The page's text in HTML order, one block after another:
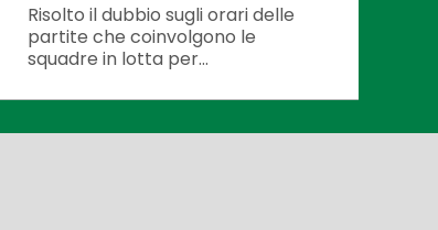
Risolto il dubbio sugli orari delle
partite che coinvolgono le
squadre in lotta per...